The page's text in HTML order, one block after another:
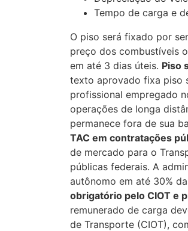
Tempo de carga e
O piso será fixado por
preço dos combustíveis
em até 3 dias úteis. Piso
texto aprovado fixa piso
profissional empregado
operações de longa
permanece fora de sua
TAC em contratações
de mercado para o
públicas federais. A
autônomo em até 30%
obrigatório pelo CIOT e
remunerado de carga
de Transporte (CIOT),